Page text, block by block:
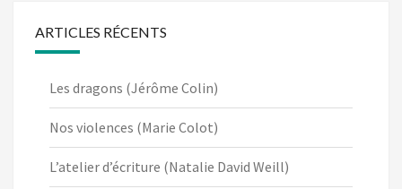
ARTICLES RÉCENTS
Les dragons (Jérôme Colin)
Nos violences (Marie Colot)
L’atelier d’écriture (Natalie David Weill)